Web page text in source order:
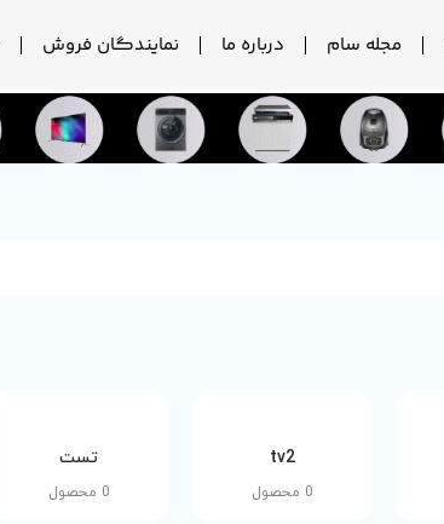
مجله سام درباره ما نمایندگان فروش
tv2
0 محصول
تست
0 محصول